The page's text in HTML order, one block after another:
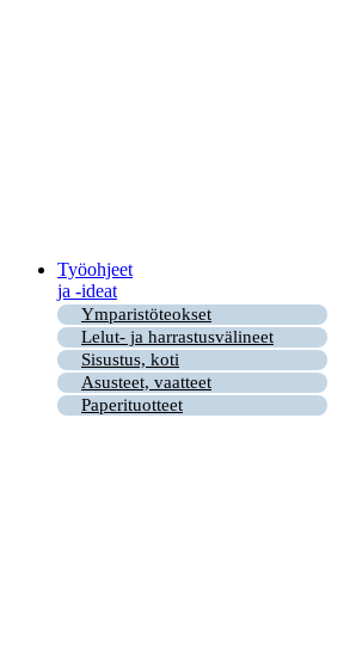
Työohjeet
ja -ideat
Ymparistöteokset
Lelut- ja harrastusvälineet
Sisustus, koti
Asusteet, vaatteet
Paperituotteet